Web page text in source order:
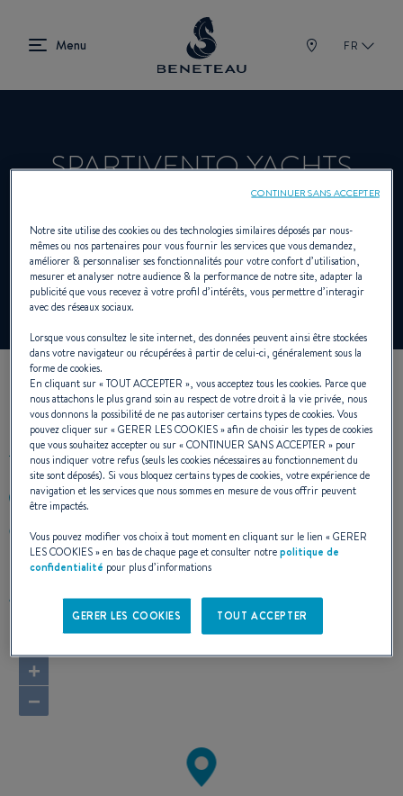
FR
SPARTIVENTO YACHTS
Concessionnaire Voiliers, In-bord, First pour
BENETEAU
NOS COORDONNÉES
+393481305490
VIA CIMINO, 62
89127 REGGIO CALABRIA (RC)
Italie
Calculer l'itinéraire
+
−
Notre site utilise des cookies ou des technologies similaires déposés par nous-
mêmes ou nos partenaires pour vous fournir les services que vous demandez,
améliorer & personnaliser ses fonctionnalités pour votre confort d’utilisation,
mesurer et analyser notre audience & la performance de notre site, adapter la
publicité que vous recevez à votre profil d’intérêts, vous permettre d’interagir
avec des réseaux sociaux.
Lorsque vous consultez le site internet, des données peuvent ainsi être stockées
dans votre navigateur ou récupérées à partir de celui-ci, généralement sous la
forme de cookies.
En cliquant sur «TOUT ACCEPTER », vous acceptez tous les cookies. Parce que
nous attachons le plus grand soin au respect de votre droit à la vie privée, nous
vous donnons la possibilité de ne pas autoriser certains types de cookies. Vous
pouvez cliquer sur «GERER LES COOKIES» afin de choisir les types de cookies
que vous souhaitez accepter ou sur «CONTINUER SANS ACCEPTER » pour
nous indiquer votre refus (seuls les cookies nécessaires au fonctionnement du
site sont déposés). Si vous bloquez certains types de cookies, votre expérience de
navigation et les services que nous sommes en mesure de vous offrir peuvent
être impactés.
Vous pouvez modifier vos choix à tout moment en cliquant sur le lien «GERER
LES COOKIES» en bas de chaque page et consulter notrepolitique de
confidentialité pour plus d’informations
GERER LES COOKIES TOUT ACCEPTER
CONTINUER SANS ACCEPTER